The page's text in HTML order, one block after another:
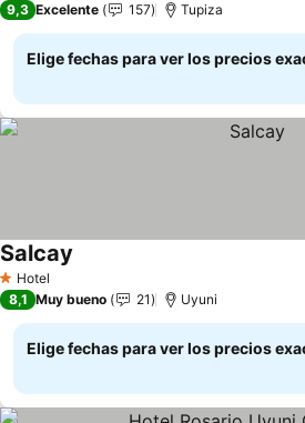
9,3 Excelente 157 Tupiza
Elige fechas para ver los precios
1 Estrellas
Hotel
Salcay
8,1 Muy bueno 21 Uyuni
Elige fechas para ver los precios